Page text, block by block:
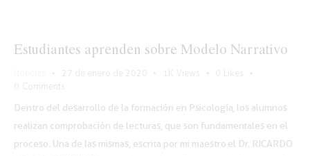
Estudiantes aprenden sobre Modelo Narrativo
27 de enero de 2020 1K Views
Likes
Comments
Dentro del desarrollo de la formación en Psicología, los alumnos
realizan comprobación de lecturas, que son fundamentales en el
proceso. Una de las mismas, escrita por mi maestro el Dr. RICARDO